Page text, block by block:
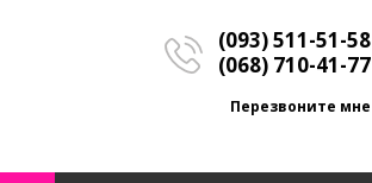
(093) 511-51-58
(068) 710-41-77
Перезвоните мне